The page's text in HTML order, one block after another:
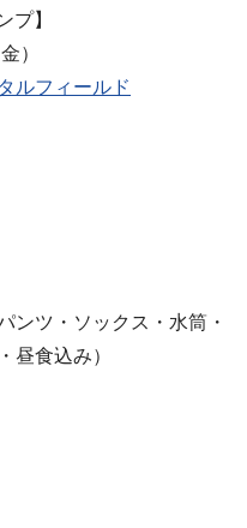
プ】
）
ルフィールド
ンツ・ソックス・水筒・
昼食込み）